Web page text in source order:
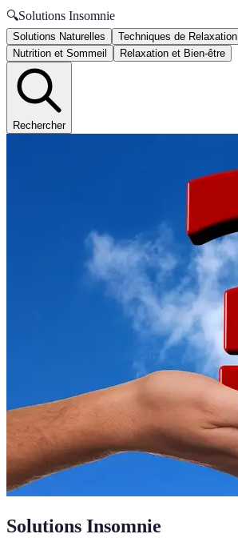
🔍Solutions Insomnie
Solutions Naturelles Techniques de Relaxation
Nutrition et Sommeil
Relaxation et Bien-être
Rechercher
Solutions Insomnie